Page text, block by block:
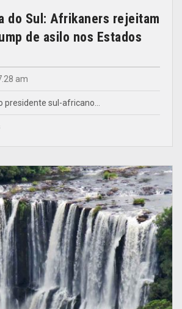
do Sul: Afrikaners rejeitam
de asilo nos Estados
am
presidente sul-africano…